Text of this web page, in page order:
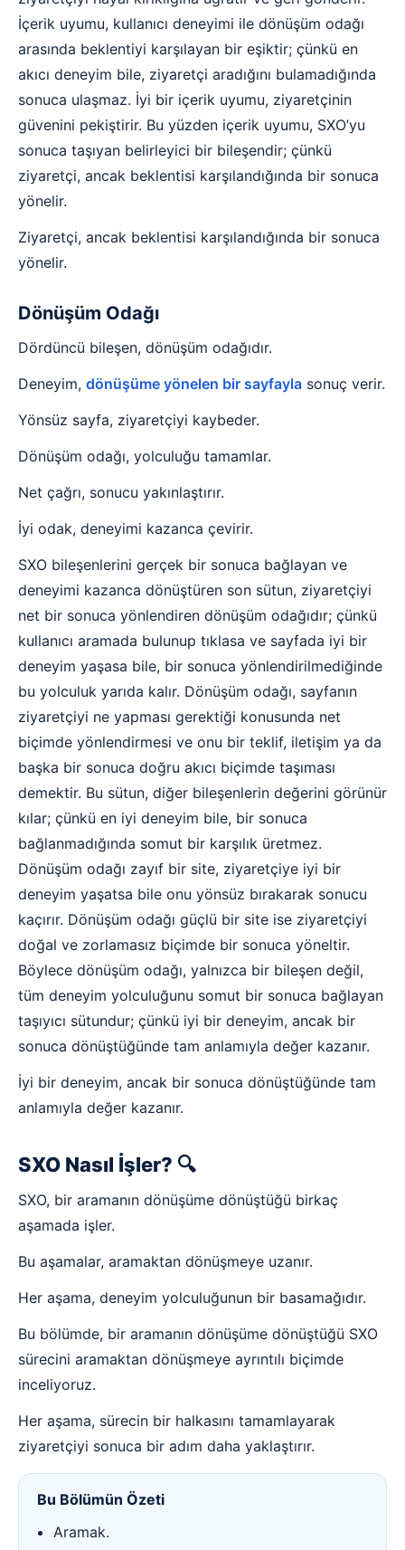
İçerik uyumu, kullanıcı deneyimi ile dönüşüm odağı
arasında beklentiyi karşılayan bir eşiktir; çünkü en
akıcı deneyim bile, ziyaretçi aradığını bulamadığında
sonuca ulaşmaz. İyi bir içerik uyumu, ziyaretçinin
güvenini pekiştirir. Bu yüzden içerik uyumu, SXO’yu
sonuca taşıyan belirleyici bir bileşendir; çünkü
ziyaretçi, ancak beklentisi karşılandığında bir sonuca
yönelir.
Ziyaretçi, ancak beklentisi karşılandığında bir sonuca
yönelir.
Dönüşüm Odağı
Dördüncü bileşen, dönüşüm odağıdır.
Deneyim, dönüşüme yönelen bir sayfayla sonuç verir.
Yönsüz sayfa, ziyaretçiyi kaybeder.
Dönüşüm odağı, yolculuğu tamamlar.
Net çağrı, sonucu yakınlaştırır.
İyi odak, deneyimi kazanca çevirir.
SXO bileşenlerini gerçek bir sonuca bağlayan ve
deneyimi kazanca dönüştüren son sütun, ziyaretçiyi
net bir sonuca yönlendiren dönüşüm odağıdır; çünkü
kullanıcı aramada bulunup tıklasa ve sayfada iyi bir
deneyim yaşasa bile, bir sonuca yönlendirilmediğinde
bu yolculuk yarıda kalır. Dönüşüm odağı, sayfanın
ziyaretçiyi ne yapması gerektiği konusunda net
biçimde yönlendirmesi ve onu bir teklif, iletişim ya da
başka bir sonuca doğru akıcı biçimde taşıması
demektir. Bu sütun, diğer bileşenlerin değerini görünür
kılar; çünkü en iyi deneyim bile, bir sonuca
bağlanmadığında somut bir karşılık üretmez.
Dönüşüm odağı zayıf bir site, ziyaretçiye iyi bir
deneyim yaşatsa bile onu yönsüz bırakarak sonucu
kaçırır. Dönüşüm odağı güçlü bir site ise ziyaretçiyi
doğal ve zorlamasız biçimde bir sonuca yöneltir.
Böylece dönüşüm odağı, yalnızca bir bileşen değil,
tüm deneyim yolculuğunu somut bir sonuca bağlayan
taşıyıcı sütundur; çünkü iyi bir deneyim, ancak bir
sonuca dönüştüğünde tam anlamıyla değer kazanır.
İyi bir deneyim, ancak bir sonuca dönüştüğünde tam
anlamıyla değer kazanır.
SXO Nasıl İşler? 🔍
SXO, bir aramanın dönüşüme dönüştüğü birkaç
aşamada işler.
Bu aşamalar, aramaktan dönüşmeye uzanır.
Her aşama, deneyim yolculuğunun bir basamağıdır.
Bu bölümde, bir aramanın dönüşüme dönüştüğü SXO
sürecini aramaktan dönüşmeye ayrıntılı biçimde
inceliyoruz.
Her aşama, sürecin bir halkasını tamamlayarak
ziyaretçiyi sonuca bir adım daha yaklaştırır.
Bu Bölümün Özeti
Aramak.